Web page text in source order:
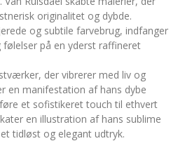
originalitet og dybde.
og subtile farvebrug, indfanger
på en yderst raffineret
der vibrerer med liv og
en manifestation af hans dybe
et sofistikeret touch til ethvert
en illustration af hans sublime
tidløst og elegant udtryk.